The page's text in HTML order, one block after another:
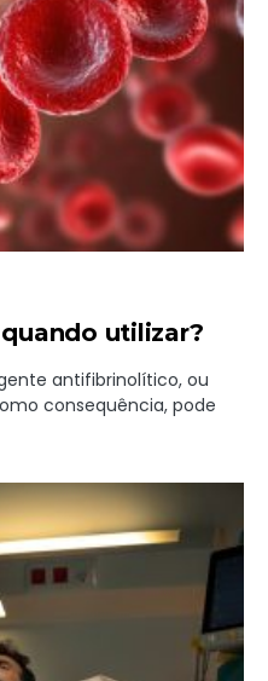
utilizar?
antifibrinolítico, ou
consequência, pode